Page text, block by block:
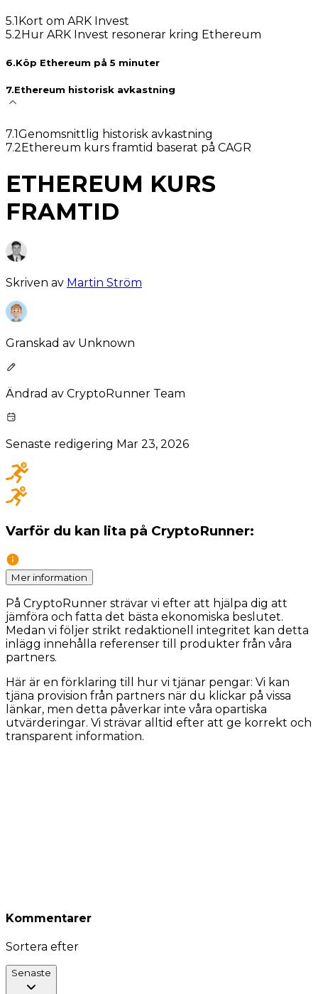
5.1Kort om ARK Invest
5.2Hur ARK Invest resonerar kring Ethereum
6.Köp Ethereum på 5 minuter
7.Ethereum historisk avkastning
7.1Genomsnittlig historisk avkastning
7.2 Ethereum kurs framtid baserat på CAGR
ETHEREUM KURS
FRAMTID
Skriven av Martin Ström
Granskad av Unknown
Ändrad av CryptoRunner Team
Senaste redigering Mar 23, 2026
Varför du kan lita på CryptoRunner:
Mer information
På CryptoRunner strävar vi efter att hjälpa dig att
jämföra och fatta det bästa ekonomiska beslutet.
Medan vi följer strikt redaktionell integritet kan detta
inlägg innehålla referenser till produkter från våra
partners.
Här är en förklaring till hur vi tjänar pengar: Vi kan
tjäna provision från partners när du klickar på vissa
länkar, men detta påverkar inte våra opartiska
utvärderingar. Vi strävar alltid efter att ge korrekt och
transparent information.
Kommentarer
Sortera efter
Senaste